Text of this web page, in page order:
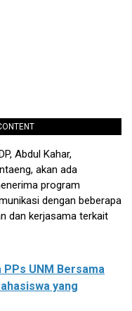
Abdul Kahar,
akan ada
program
dengan beberapa
dan kerjasama terkait
PPs UNM Bersama
yang